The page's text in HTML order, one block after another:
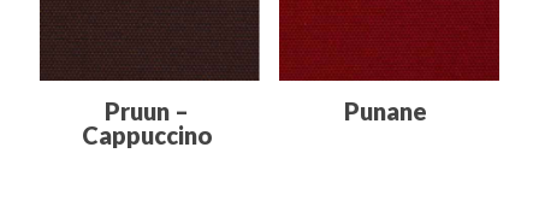
Pruun –
Cappuccino
Punane